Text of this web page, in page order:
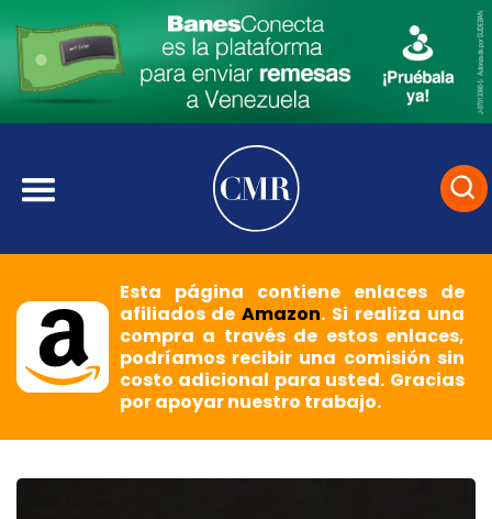
Esta página contiene enlaces de
afiliados deAmazon. Si realiza una
compra a través de estos enlaces,
podríamos recibir una comisión sin
costo adicional para usted. Gracias
por apoyar nuestro trabajo.